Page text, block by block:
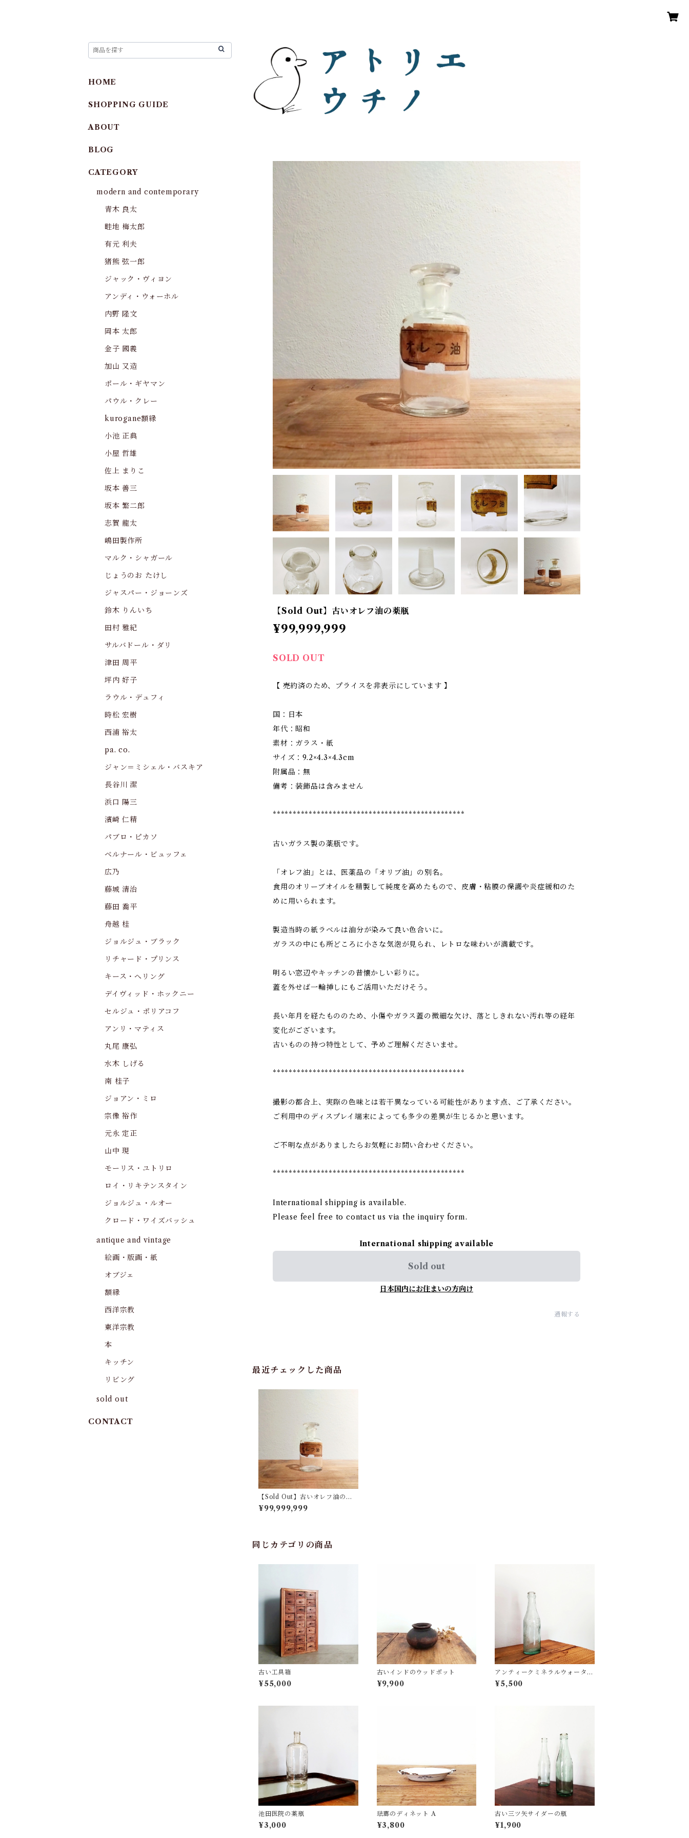
【Sold Out】古いオレフ油の薬瓶
¥99,999,999
SOLD OUT
【 売約済のため、プライスを非表示にしています 】
国：日本
年代：昭和
素材：ガラス・紙
サイズ：9.2×4.3×4.3cm
附属品：無
備考：装飾品は含みません
************************************************
古いガラス製の薬瓶です。
「オレフ油」とは、医薬品の「オリブ油」の別名。
食用のオリーブオイルを精製して純度を高めたもので、皮膚・粘膜の保護や炎症緩和のた
めに用いられます。
製造当時の紙ラベルは油分が染みて良い色合いに。
ガラスの中にも所どころに小さな気泡が見られ、レトロな味わいが満載です。
明るい窓辺やキッチンの昔懐かしい彩りに。
蓋を外せば一輪挿しにもご活用いただけそう。
長い年月を経たもののため、小傷やガラス蓋の微細な欠け、落としきれない汚れ等の経年
変化がございます。
古いものの持つ特性として、予めご理解くださいませ。
************************************************
撮影の都合上、実際の色味とは若干異なっている可能性があります点、ご了承ください。
ご利用中のディスプレイ端末によっても多少の差異が生じるかと思います。
ご不明な点がありましたらお気軽にお問い合わせください。
************************************************
International shipping is available.
Please feel free to contact us via the inquiry form.
International shipping available
Sold out
日本国内にお住まいの方向け
通報する
最近チェックした商品
【Sold Out】古いオレフ油の薬
瓶
¥99,999,999
同じカテゴリの商品
古い工具箱
¥55,000
古いインドのウッドポット
¥9,900
アンティークミネラルウォーター
ボトル
¥5,500
池田医院の薬瓶
¥3,000
琺瑯のディネット A
¥3,800
古い三ツ矢サイダーの瓶
¥1,900
HOME
SHOPPING GUIDE
ABOUT
BLOG
CATEGORY
modern and contemporary
青木 良太
畦地 梅太郎
有元 利夫
猪熊 弦一郎
ジャック・ヴィヨン
アンディ・ウォーホル
内野 隆文
岡本 太郎
金子 國義
加山 又造
ポール・ギヤマン
パウル・クレー
kurogane額縁
小池 正典
小屋 哲雄
佐上 まりこ
坂本 善三
坂本 繁二郎
志賀 龍太
嶋田製作所
マルク・シャガール
じょうのお たけし
ジャスパー・ジョーンズ
鈴木 りんいち
田村 雅紀
サルバドール・ダリ
津田 周平
坪内 好子
ラウル・デュフィ
時松 宏樹
西浦 裕太
pa. co.
ジャン＝ミシェル・バスキア
長谷川 潔
浜口 陽三
濱崎 仁精
パブロ・ピカソ
ベルナール・ビュッフェ
広乃
藤城 清治
藤田 喬平
舟越 桂
ジョルジュ・ブラック
リチャード・プリンス
キース・へリング
デイヴィッド・ホックニー
セルジュ・ポリアコフ
アンリ・マティス
丸尾 康弘
水木 しげる
南 桂子
ジョアン・ミロ
宗像 裕作
元永 定正
山中 現
モーリス・ユトリロ
ロイ・リキテンスタイン
ジョルジュ・ルオー
クロード・ワイズバッシュ
antique and vintage
絵画・版画・紙
オブジェ
額縁
西洋宗教
東洋宗教
本
キッチン
リビング
sold out
CONTACT